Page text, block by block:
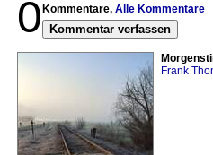
0 Kommentare, Alle Kommentare
Kommentar verfassen
Frank